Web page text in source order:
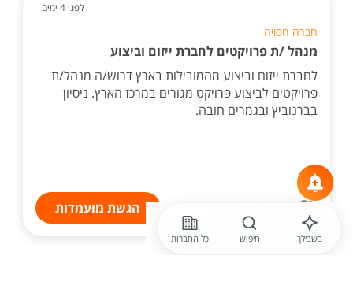
לפני 4 ימים
חברה חסויה
מנהל /ת פרויקטים לחברת ייזום וביצוע
לחברת ייזום וביצוע מהמובילות בארץ דרוש/ה מנהל/ת
פרויקטים לביצוע פרויקט מגורים במרכז הארץ. ניסיון
בברנוביץ ובגמרים חובה.
הגשת מועמדות
בשבילך חיפוש כל החברות